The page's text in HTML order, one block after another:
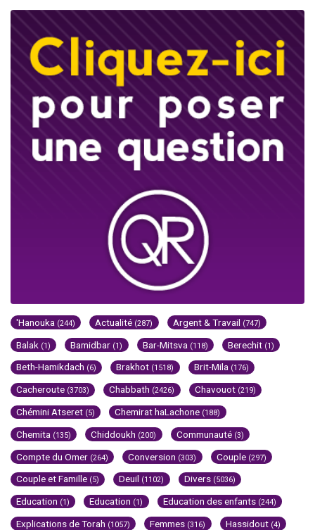
'Hanouka (244) Actualité (287) Argent & Travail (747)
Balak (1) Bamidbar (1) Bar-Mitsva (118) Berechit (1)
Beth-Hamikdach (6) Brakhot (1518) Brit-Mila (176)
Cacheroute (3703) Chabbath (2426) Chavouot (219)
Chémini Atseret (5) Chemirat haLachone (188)
Chemita (135) Chiddoukh (200) Communauté (3)
Compte du Omer (264) Conversion (303) Couple (297)
Couple et Famille (5) Deuil (1102) Divers (5036)
Education (1) Education (1) Education des enfants (244)
Explications de Torah (1057) Femmes (316) Hassidout (4)